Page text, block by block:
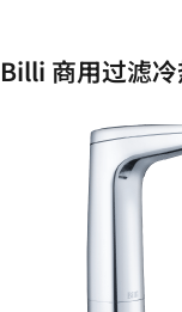
Billi 商用过滤